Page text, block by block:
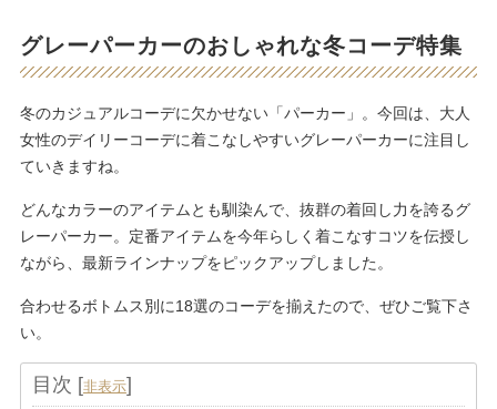
グレーパーカーのおしゃれな冬コーデ特集
冬のカジュアルコーデに欠かせない「パーカー」。今回は、大人
女性のデイリーコーデに着こなしやすいグレーパーカーに注目し
ていきますね。
どんなカラーのアイテムとも馴染んで、抜群の着回し力を誇るグ
レーパーカー。定番アイテムを今年らしく着こなすコツを伝授し
ながら、最新ラインナップをピックアップしました。
合わせるボトムス別に18選のコーデを揃えたので、ぜひご覧下さ
い。
目次 [非表示]